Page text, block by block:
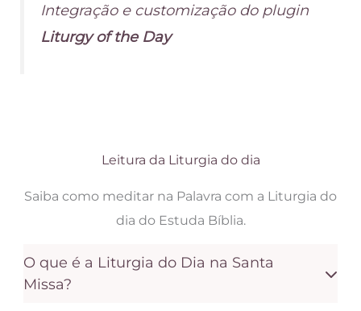
Integração e customização do plugin
Liturgy of the Day
Leitura da Liturgia do dia
Saiba como meditar na Palavra com a Liturgia do
dia do Estuda Bíblia.
O que é a Liturgia do Dia na Santa
Missa?